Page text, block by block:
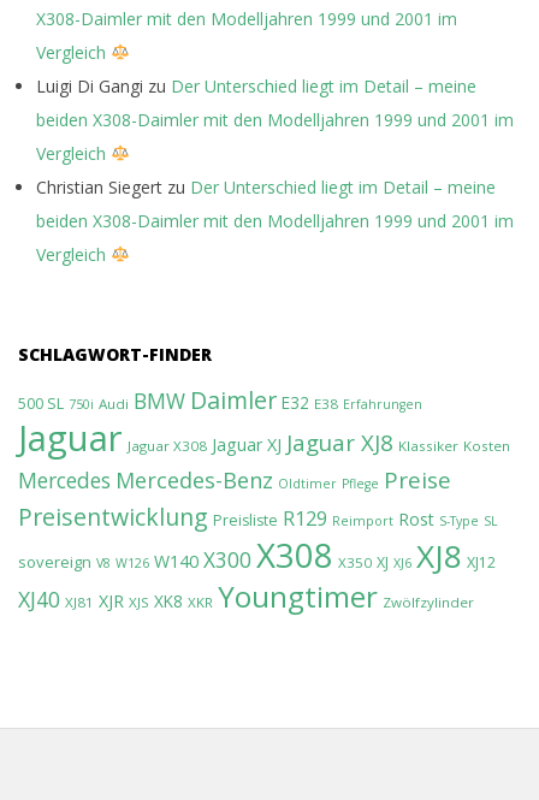
X308-Daimler mit den Modelljahren 1999 und 2001 im
Vergleich
Luigi Di Gangi zu Der Unterschied liegt im Detail – meine
beiden X308-Daimler mit den Modelljahren 1999 und 2001 im
Vergleich
Christian Siegert zu Der Unterschied liegt im Detail – meine
beiden X308-Daimler mit den Modelljahren 1999 und 2001 im
Vergleich
SCHLAGWORT-FINDER
500 SL 750i Audi BMW Daimler E32 E38 Erfahrungen
Jaguar Jaguar X308 Jaguar XJ Jaguar XJ8 Klassiker Kosten
Mercedes Mercedes-Benz Oldtimer Pflege Preise
Preisentwicklung Preisliste R129 Reimport Rost S-Type SL
sovereign V8 W126 W140 X300 X308 X350 XJ XJ6 XJ8 XJ12
XJ40 XJ81 XJR XJS XK8 XKR Youngtimer Zwölfzylinder